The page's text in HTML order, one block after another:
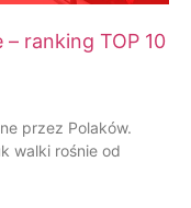
ranking TOP 10
przez Polaków.
walki rośnie od